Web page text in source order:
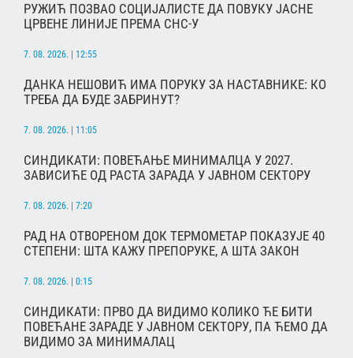
РУЖИЋ ПОЗВАО СОЦИЈАЛИСТЕ ДА ПОВУКУ ЈАСНЕ
ЦРВЕНЕ ЛИНИЈЕ ПРЕМА СНС-У
7. 08. 2026. | 12:55
ДАНКА НЕШОВИЋ ИМА ПОРУКУ ЗА НАСТАВНИКЕ: КО
ТРЕБА ДА БУДЕ ЗАБРИНУТ?
7. 08. 2026. | 11:05
СИНДИКАТИ: ПОВЕЋАЊЕ МИНИМАЛЦА У 2027.
ЗАВИСИЋЕ ОД РАСТА ЗАРАДА У ЈАВНОМ СЕКТОРУ
7. 08. 2026. | 7:20
РАД НА ОТВОРЕНОМ ДОК ТЕРМОМЕТАР ПОКАЗУЈЕ 40
СТЕПЕНИ: ШТА КАЖУ ПРЕПОРУКЕ, А ШТА ЗАКОН
7. 08. 2026. | 0:15
СИНДИКАТИ: ПРВО ДА ВИДИМО КОЛИКО ЋЕ БИТИ
ПОВЕЋАНЕ ЗАРАДЕ У ЈАВНОМ СЕКТОРУ, ПА ЋЕМО ДА
ВИДИМО ЗА МИНИМАЛАЦ